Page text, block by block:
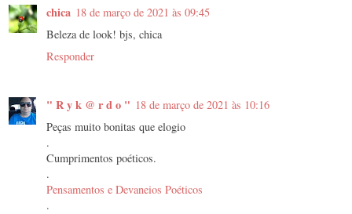
chica 18 de março de 2021 às 09:45
Beleza de look! bjs, chica
Responder
" R y k @ r d o " 18 de março de 2021 às 10:16
Peças muito bonitas que elogio
.
Cumprimentos poéticos.
.
Pensamentos e Devaneios Poéticos
.